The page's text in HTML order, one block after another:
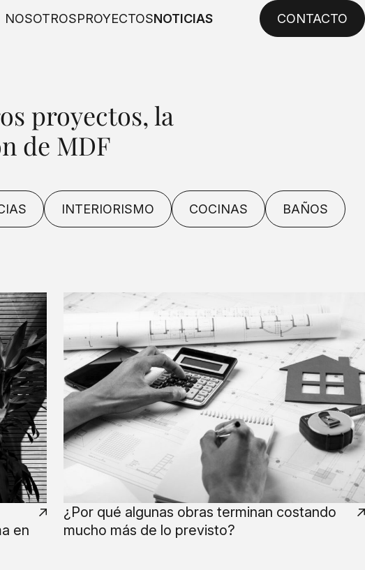
NOSOTROSPROYECTOSNOTICIAS CONTACTO
proyectos, la
de MDF
INTERIORISMO COCINAS BAÑOS
en
¿Por qué algunas obras terminan costando
mucho más de lo previsto?